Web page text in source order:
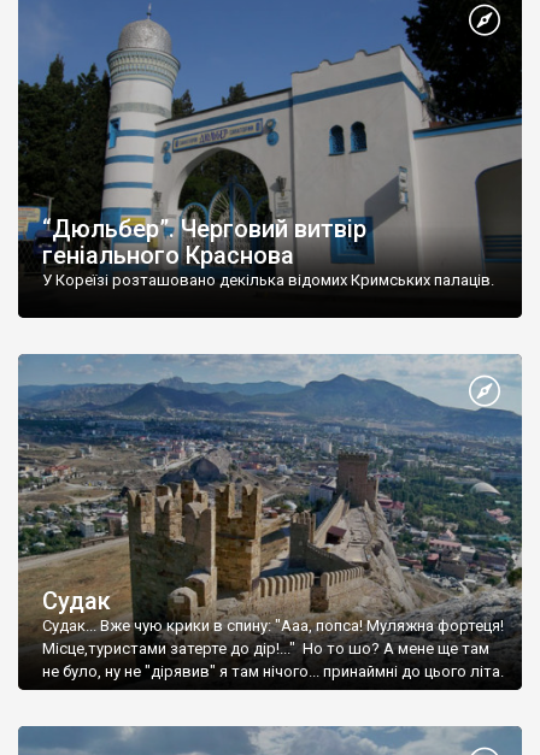
“Дюльбер”. Черговий витвір
геніального Краснова
У Кореїзі розташовано декілька відомих Кримських палаців.
Судак
Судак... Вже чую крики в спину: "Ааа, попса! Муляжна фортеця!
Місце,туристами затерте до дір!..." Но то шо? А мене ще там
не було, ну не "дірявив" я там нічого... принаймні до цього літа.